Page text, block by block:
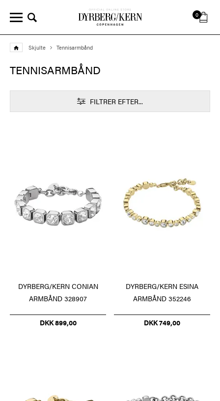
0
Skjulte Tennisarmbånd
TENNISARMBÅND
FILTRER EFTER...
DYRBERG/KERN CONIAN
ARMBÅND 328907
DKK 899,00
DYRBERG/KERN ESINA
ARMBÅND 352246
DKK 749,00